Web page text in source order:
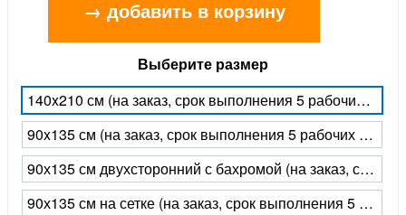
→ добавить в корзину
Выберите размер
140x210 см (на заказ, срок выполнения 5 рабочих дней)
90x135 см (на заказ, срок выполнения 5 рабочих дней)
90х135 см двухсторонний с бахромой (на заказ, срок выполнения 5 рабочих дней)
90х135 см на сетке (на заказ, срок выполнения 5 рабочих дней)